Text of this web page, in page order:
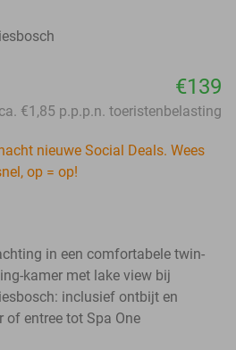
€139
€1,85 p.p.p.n. toeristenbelasting
nieuwe Social Deals. Wees
op = op!
in een comfortabele twin-
kamer met lake view bij
inclusief ontbijt en
of entree tot Spa One